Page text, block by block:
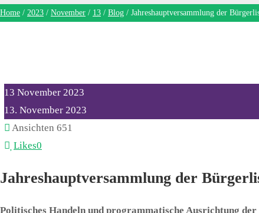
Home / 2023 / November / 13 / Blog / Jahreshauptversammlung der
13 November 2023
13. November 2023
Ansichten 651
Likes0
Jahreshauptversammlung der
Politisches Handeln und programmatische Ausrichtung